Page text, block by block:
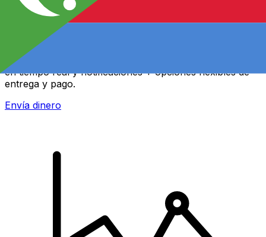
Transferencia Internacional de Dinero Xe
Envía dinero online rápido, seguro y fácil. Seguimiento
en tiempo real y notificaciones + opciones flexibles de
entrega y pago.
Envía dinero